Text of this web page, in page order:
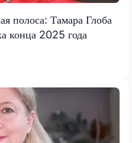
полоса: Тамара Глоба
конца 2025 года